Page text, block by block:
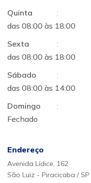
Quinta
:
das 08:00 às 18:00
Sexta
:
das 08:00 às 18:00
Sábado
:
das 08:00 às 14:00
Domingo
:
Fechado
Endereço
Avenida Lídice, 162
São Luiz - Piracicaba / SP